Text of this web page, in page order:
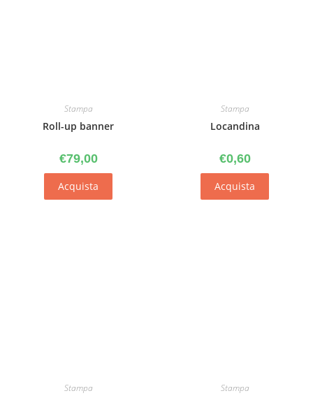
Stampa
Roll-up banner
€79,00
Acquista
Stampa
Locandina
€0,60
Acquista
Stampa Stampa